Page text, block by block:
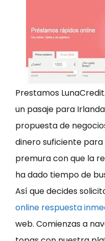
Prestamos
un pasaje para
propuesta de
dinero suficiente para
premura con que la
ha dado tiempo de
Así que decides
online respuesta
web. Comienzas a